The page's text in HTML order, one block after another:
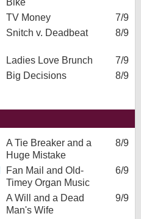
Bike
TV Money
7/9
Snitch v. Deadbeat 8/9
Ladies Love Brunch
7/9
Big Decisions 8/9
A Tie Breaker and a
Huge Mistake
8/9
Fan Mail and Old-
Timey Organ Music
6/9
A Will and a Dead
Man's Wife
9/9